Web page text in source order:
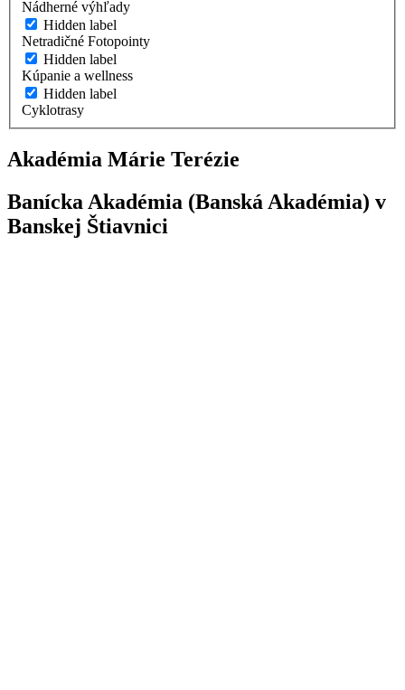
Nádherné výhľady
Hidden label
Netradičné Fotopointy
Hidden label
Kúpanie a wellness
Hidden label
Cyklotrasy
Akadémia Márie Terézie
Banícka Akadémia (Banská Akadémia) v
Banskej Štiavnici